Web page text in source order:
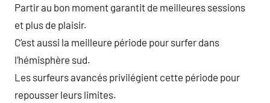
Partir au bon moment garantit de meilleures sessions
et plus de plaisir.
C’est aussi la meilleure période pour surfer dans
l’hémisphère sud.
Les surfeurs avancés privilégient cette période pour
repousser leurs limites.